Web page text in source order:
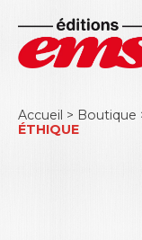
Accueil > Boutique
ÉTHIQUE